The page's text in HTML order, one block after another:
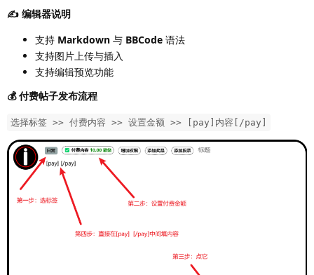
✍️ 编辑器说明
支持 Markdown 与 BBCode 语法
支持图片上传与插入
支持编辑预览功能
💰 付费帖子发布流程
选择标签 >> 付费内容 >> 设置金额 >> [pay]内容[/pay]